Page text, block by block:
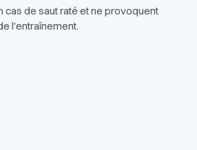
de saut raté et ne provoquent
l'entraînement.